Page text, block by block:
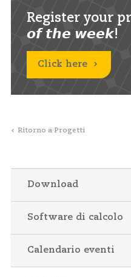
Register your
𝙤𝙛 𝙩𝙝𝙚 𝙬𝙚𝙚𝙠!
Click here
Ritorno a Progetti
Download
Software di calcolo
Calendario eventi